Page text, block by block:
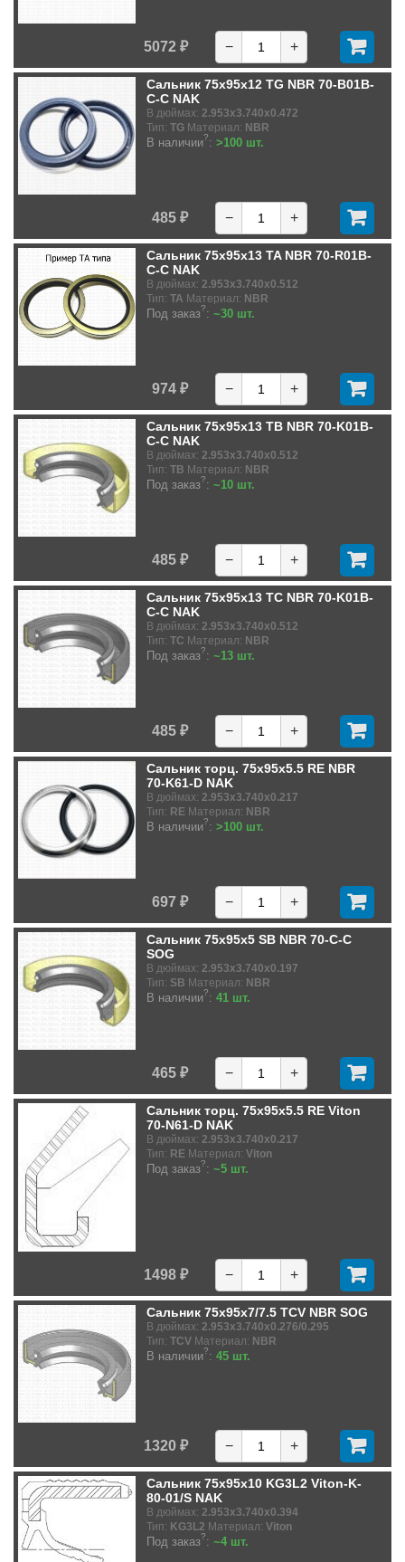
5072 ₽ − +
Сальник 75x95x12 TG NBR 70-B01B-
C-C NAK
В дюймах: 2.953x3.740x0.472
Тип: TG Материал: NBR
В наличии?: >100 шт.
485 ₽ − +
Сальник 75x95x13 TA NBR 70-R01B-
C-C NAK
В дюймах: 2.953x3.740x0.512
Тип: TA Материал: NBR
Под заказ?: ~30 шт.
974 ₽ − +
Сальник 75x95x13 TB NBR 70-K01B-
C-C NAK
В дюймах: 2.953x3.740x0.512
Тип: TB Материал: NBR
Под заказ?: ~10 шт.
485 ₽ − +
Сальник 75x95x13 TC NBR 70-K01B-
C-C NAK
В дюймах: 2.953x3.740x0.512
Тип: TC Материал: NBR
Под заказ?: ~13 шт.
485 ₽ − +
Сальник торц. 75x95x5.5 RE NBR
70-K61-D NAK
В дюймах: 2.953x3.740x0.217
Тип: RE Материал: NBR
В наличии?: >100 шт.
697 ₽ − +
Сальник 75x95x5 SB NBR 70-C-C
SOG
В дюймах: 2.953x3.740x0.197
Тип: SB Материал: NBR
В наличии?: 41 шт.
465 ₽ − +
Сальник торц. 75x95x5.5 RE Viton
70-N61-D NAK
В дюймах: 2.953x3.740x0.217
Тип: RE Материал: Viton
Под заказ?: ~5 шт.
1498 ₽ − +
Сальник 75x95x7/7.5 TCV NBR SOG
В дюймах: 2.953x3.740x0.276/0.295
Тип: TCV Материал: NBR
В наличии?: 45 шт.
1320 ₽ − +
Сальник 75x95x10 KG3L2 Viton-K-
80-01/S NAK
В дюймах: 2.953x3.740x0.394
Тип: KG3L2 Материал: Viton
Под заказ?: ~4 шт.